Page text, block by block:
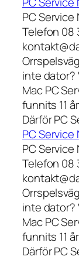
PC Service
Telefon 08
inte dator?
Mac PC
funnits 11
Därför PC
PC Service
PC Service
Telefon 08
inte dator?
Mac PC
funnits 11
Därför PC